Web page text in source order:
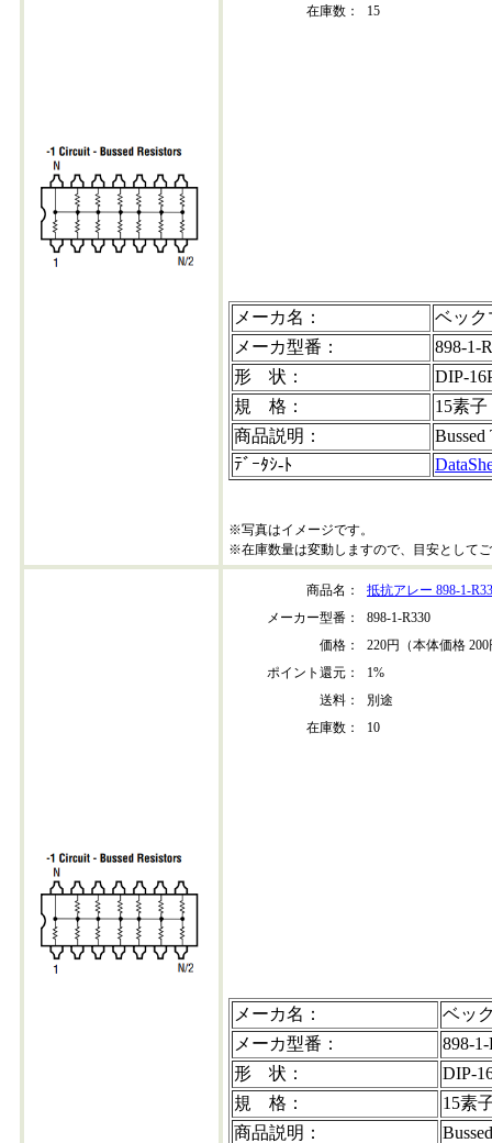
在庫数： 15
メーカ名：
ベック
メーカ型番：
898-1-
形 状：
DIP-
規 格：
15素
商品説明：
Bussed
ﾃﾞｰﾀｼ-ﾄ
※写真はイメージです。
※在庫数量は変動しますので、目安として
商品名：
抵抗アレー 898-1-
メーカー型番：
898-1-R330
価格：
220円（本体価格
ポイント還元：
1%
送料：
別途
在庫数：
10
メーカ名：
ベッ
メーカ型番：
898-
形 状：
DIP-
規 格：
15素
商品説明：